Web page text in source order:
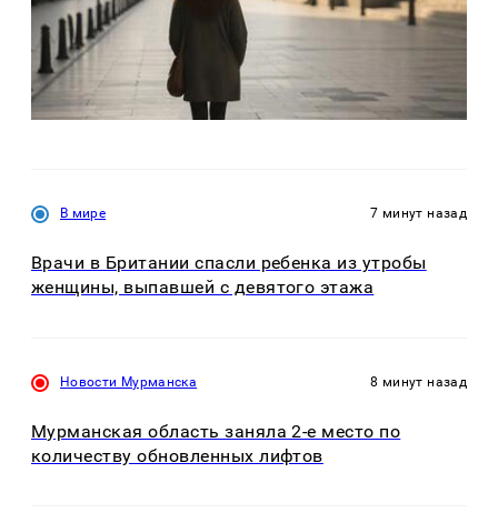
В мире 7 минут назад
Врачи в Британии спасли ребенка из утробы
женщины, выпавшей с девятого этажа
Новости Мурманска 8 минут назад
Мурманская область заняла 2-е место по
количеству обновленных лифтов